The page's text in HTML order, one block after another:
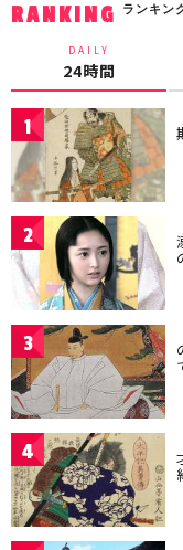
RANKING ランキン
DAILY
24時間
1
2
3
4